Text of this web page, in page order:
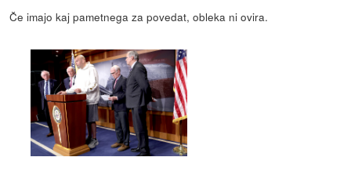
Če imajo kaj pametnega za povedat, obleka ni ovira.